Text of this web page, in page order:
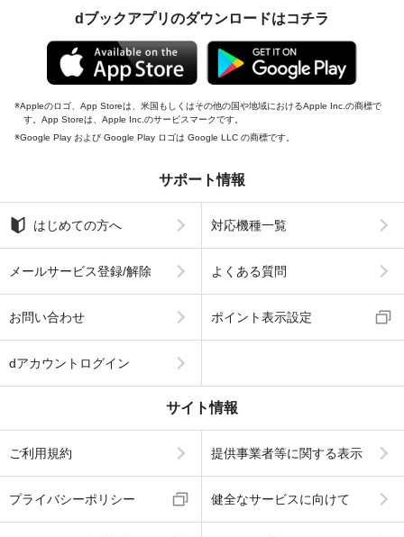
dブックアプリのダウンロードはコチラ
Appleのロゴ、App Storeは、米国もしくはその他の国や地域におけるApple Inc.の商標で
す。App Storeは、Apple Inc.のサービスマークです。
Google Play および Google Play ロゴは Google LLC の商標です。
サポート情報
はじめての方へ 対応機種一覧
メールサービス登録/解除 よくある質問
お問い合わせ ポイント表示設定
dアカウントログイン
サイト情報
ご利用規約 提供事業者等に関する表示
プライバシーポリシー 健全なサービスに向けて